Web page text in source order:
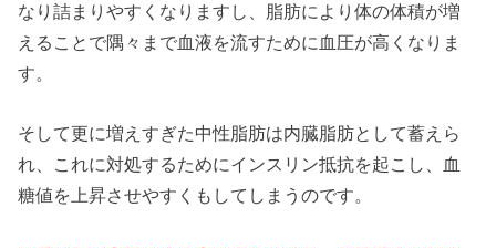
なり詰まりやすくなりますし、脂肪により体の体積が増
えることで隅々まで血液を流すために血圧が高くなりま
す。
そして更に増えすぎた中性脂肪は内臓脂肪として蓄えら
れ、これに対処するためにインスリン抵抗を起こし、血
糖値を上昇させやすくもしてしまうのです。